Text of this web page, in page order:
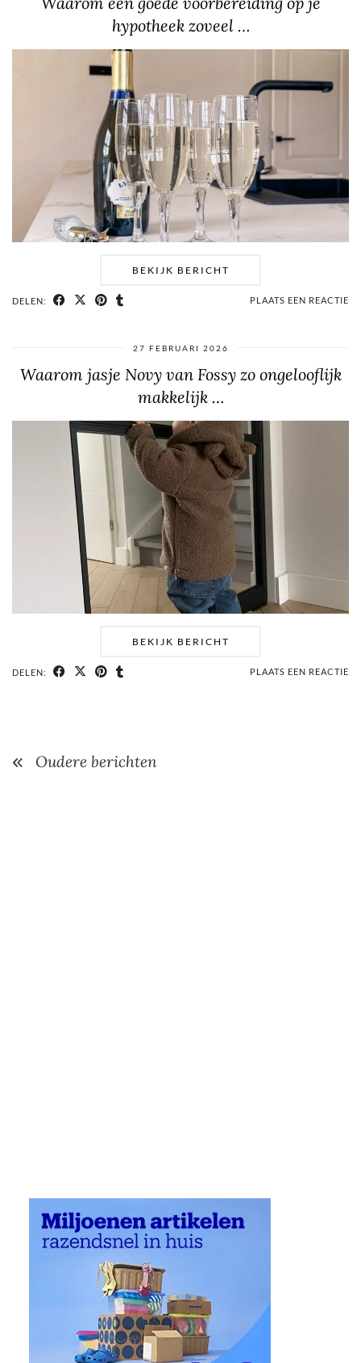
hypotheek zoveel …
BEKIJK BERICHT
DELEN: PLAATS EEN REACTIE
27 FEBRUARI 2026
Waarom jasje Novy van Fossy zo ongelooflijk
makkelijk …
BEKIJK BERICHT
DELEN: PLAATS EEN REACTIE
Oudere berichten